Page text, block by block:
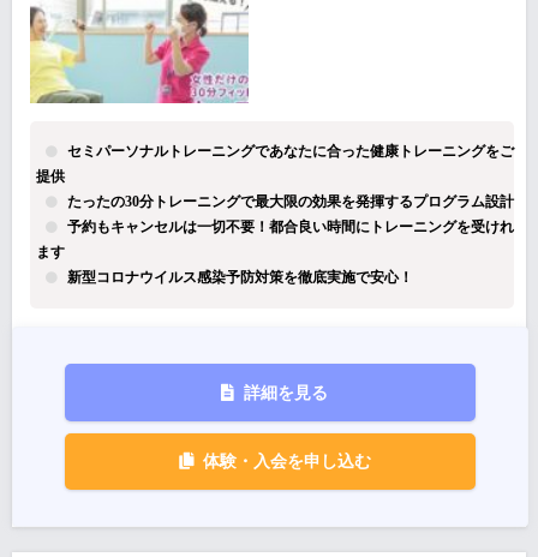
セミパーソナルトレーニングであなたに合った健康トレーニングをご
提供
たったの30分トレーニングで最大限の効果を発揮するプログラム設計
予約もキャンセルは一切不要！都合良い時間にトレーニングを受けれ
ます
新型コロナウイルス感染予防対策を徹底実施で安心！
詳細を見る
体験・入会を申し込む